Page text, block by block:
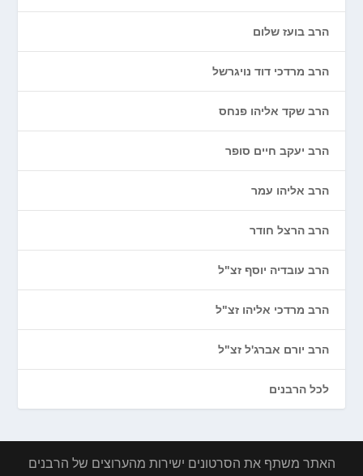
הרב בועז שלום
הרב מרדכי דוד נויגרשל
הרב שקד אליהו פנחס
הרב יעקב חיים סופר
הרב אליהו עמר
הרב הרצל חודר
הרב עובדיה יוסף זצ"ל
הרב מרדכי אליהו זצ"ל
הרב יורם אברג'ל זצ"ל
לכל הרבנים
האתר משתף את הסרטונים ישירות מהערוצים של הרבנים